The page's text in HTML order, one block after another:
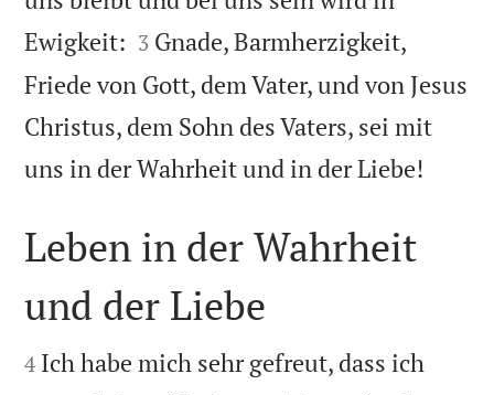
Ewigkeit: 

3 Gnade, Barmherzigkeit,
Friede von Gott, dem Vater, und von Jesus
Christus, dem Sohn des Vaters, sei mit
uns in der Wahrheit und in der Liebe!

Leben in der Wahrheit
und der Liebe

4 Ich habe mich sehr gefreut, dass ich